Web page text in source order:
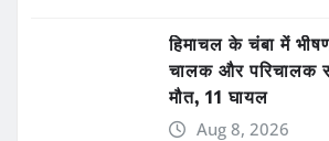
हिमाचल के चंबा में
चालक और परिचालक
मौत, 11 घायल
Aug 8, 2026